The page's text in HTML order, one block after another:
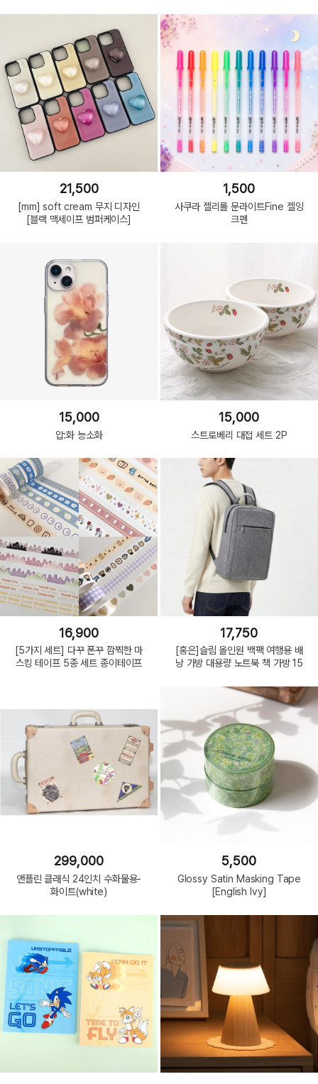
21,500
[mm] soft cream 무지 디자인
[블랙 맥세이프 범퍼케이스]
1,500
사쿠라 젤리롤 문라이트Fine 젤잉
크펜
15,000
압:화 능소화
15,000
스트로베리 대접 세트 2P
16,900
[5가지 세트] 다꾸 폰꾸 깜찍한 마
스킹 테이프 5종 세트 종이테이프
17,750
[홍은]슬림 올인원 백팩 여행용 배
낭 가방 대용량 노트북 책 가방 15
299,000
앤플린 클래식 24인치 수화물용-
화이트(white)
5,500
Glossy Satin Masking Tape
[English Ivy]